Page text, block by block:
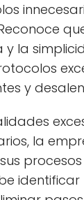
la
y
la